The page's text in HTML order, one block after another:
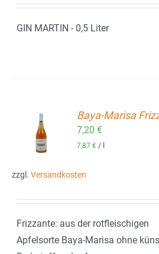
GIN MARTIN - 0,5 Liter
Baya-Marisa
7,20€
7,87€ /
zzgl. Versandkosten
Frizzante: aus der rotfleischigen
Apfelsorte Baya-Marisa ohne